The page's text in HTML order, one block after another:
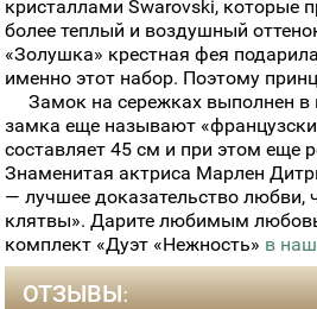
кристаллами Swarovski, которые
более теплый и воздушный
«Золушка» крестная фея
именно этот набор. Поэтому
Замок на сережках выполнен в
замка еще называют
составляет 45 см и при этом еще
Знаменитая актриса Марлен
— лучшее доказательство любви,
клятвы». Дарите любимым
комплект «Дуэт «Нежность» в
ОТЗЫВЫ: